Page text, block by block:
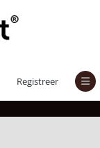
Registreer